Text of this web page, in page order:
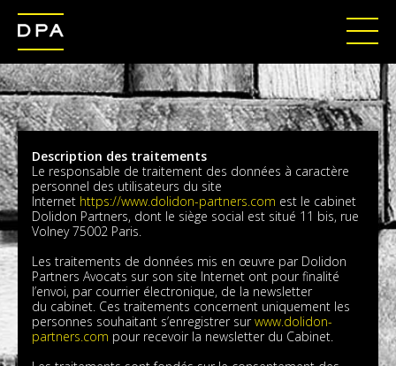
Description des traitements
Le responsable de traitement des données à caractère
personnel des utilisateurs du site
Internet https://www.dolidon-partners.com est le cabinet
Dolidon Partners, dont le siège social est situé 11 bis, rue
Volney 75002 Paris.
Les traitements de données mis en œuvre par Dolidon
Partners Avocats sur son site Internet ont pour finalité
l’envoi, par courrier électronique, de la newsletter
du cabinet. Ces traitements concernent uniquement les
personnes souhaitant s’enregistrer surwww.dolidon-
partners.com pour recevoir la newsletter du Cabinet.